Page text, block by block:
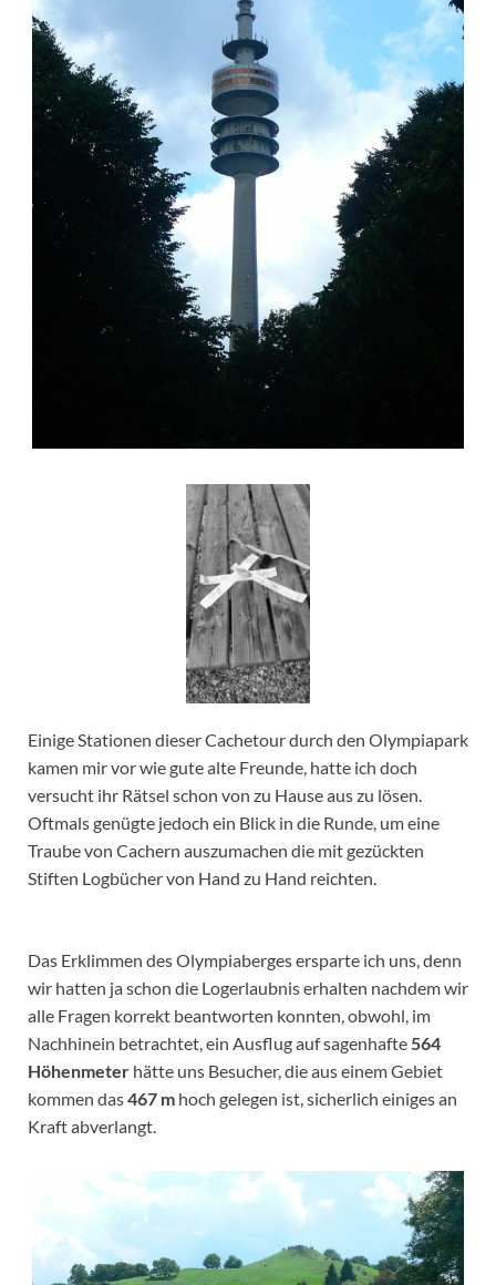
Einige Stationen dieser Cachetour durch den Olympiapark
kamen mir vor wie gute alte Freunde, hatte ich doch
versucht ihr Rätsel schon von zu Hause aus zu lösen.
Oftmals genügte jedoch ein Blick in die Runde, um eine
Traube von Cachern auszumachen die mit gezückten
Stiften Logbücher von Hand zu Hand reichten.
Das Erklimmen des Olympiaberges ersparte ich uns, denn
wir hatten ja schon die Logerlaubnis erhalten nachdem wir
alle Fragen korrekt beantworten konnten, obwohl, im
Nachhinein betrachtet, ein Ausflug auf sagenhafte564
Höhenmeter hätte uns Besucher, die aus einem Gebiet
kommen das467 m hoch gelegen ist, sicherlich einiges an
Kraft abverlangt.